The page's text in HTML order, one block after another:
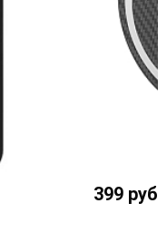
399 руб.